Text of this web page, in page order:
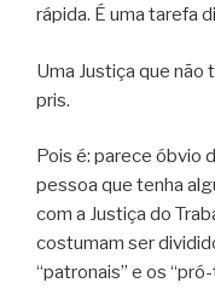
rápida. É uma tarefa
Uma Justiça que não
pris.
Pois é: parece óbvio
pessoa que tenha
com a Justiça do
costumam ser
“patronais” e os